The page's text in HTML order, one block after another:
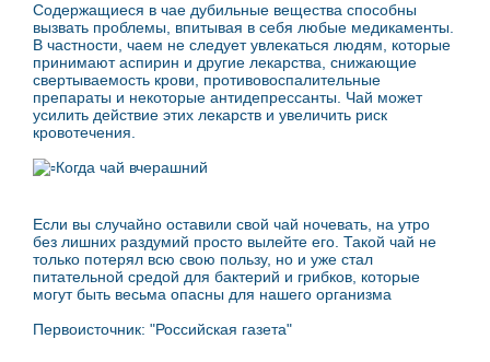
Содержащиеся в чае дубильные вещества способны
вызвать проблемы, впитывая в себя любые медикаменты.
В частности, чаем не следует увлекаться людям, которые
принимают аспирин и другие лекарства, снижающие
свертываемость крови, противовоспалительные
препараты и некоторые антидепрессанты. Чай может
усилить действие этих лекарств и увеличить риск
кровотечения.
Когда чай вчерашний
Если вы случайно оставили свой чай ночевать, на утро
без лишних раздумий просто вылейте его. Такой чай не
только потерял всю свою пользу, но и уже стал
питательной средой для бактерий и грибков, которые
могут быть весьма опасны для нашего организма
Первоисточник: "Российская газета"